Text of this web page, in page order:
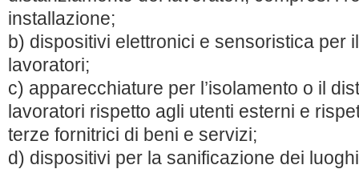
installazione;
b) dispositivi elettronici e sensoristica per
lavoratori;
c) apparecchiature per l’isolamento o il
lavoratori rispetto agli utenti esterni e
terze fornitrici di beni e servizi;
d) dispositivi per la sanificazione dei